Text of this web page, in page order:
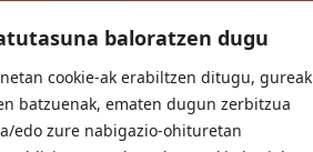
baloratzen dugu
cookie-ak erabiltzen ditugu, gureak
batzuenak, ematen dugun zerbitzua
edo zure nabigazio-ohituretan
UDALA